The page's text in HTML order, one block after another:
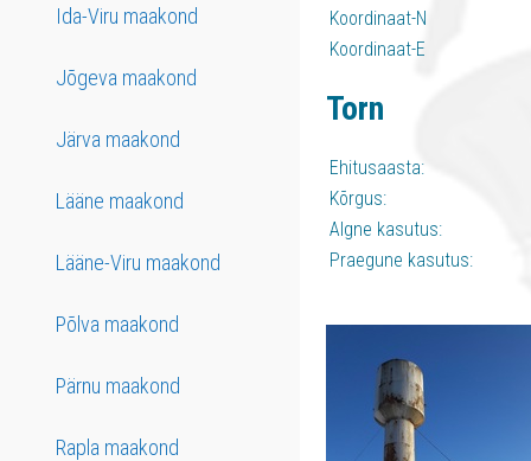
Ida-Viru maakond
Jõgeva maakond
Järva maakond
Lääne maakond
Lääne-Viru maakond
Põlva maakond
Pärnu maakond
Rapla maakond
Koordinaat-N
Koordinaat-E
Torn
Ehitusaasta:
Kõrgus:
Algne kasutus:
Praegune kasutus: